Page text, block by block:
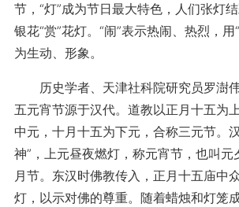
节，“灯”成为节日最大特色，人们张灯
银花“赏”花灯。“闹”表示热闹、热烈，用
为生动、形象。
历史学者、天津社科院研究员罗澍
五元宵节源于汉代。道教以正月十五为
中元，十月十五为下元，合称三元节。
神”，上元昼夜燃灯，称元宵节，也叫元
月节。东汉时佛教传入，正月十五庙中
灯，以示对佛的尊重。随着蜡烛和灯笼